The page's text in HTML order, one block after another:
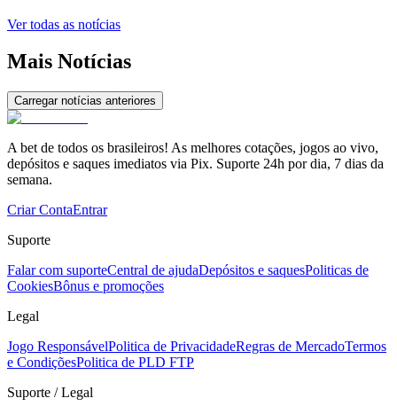
Ver todas as notícias
Mais Notícias
Carregar notícias anteriores
A bet de todos os brasileiros! As melhores cotações, jogos ao vivo,
depósitos e saques imediatos via Pix. Suporte 24h por dia, 7 dias da
semana.
Criar ContaEntrar
Suporte
Falar com suporteCentral de ajudaDepósitos e saquesPoliticas de
CookiesBônus e promoções
Legal
Jogo ResponsávelPolitica de PrivacidadeRegras de MercadoTermos
e CondiçõesPolitica de PLD FTP
Suporte / Legal